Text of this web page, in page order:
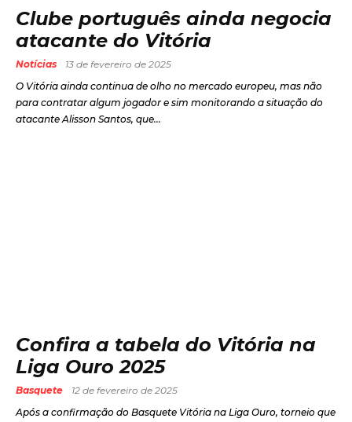
Clube português ainda negocia
atacante do Vitória
Notícias
13 de fevereiro de 2025
O Vitória ainda continua de olho no mercado europeu, mas não
para contratar algum jogador e sim monitorando a situação do
atacante Alisson Santos, que...
Confira a tabela do Vitória na
Liga Ouro 2025
Basquete
12 de fevereiro de 2025
Após a confirmação do Basquete Vitória na Liga Ouro, torneio que